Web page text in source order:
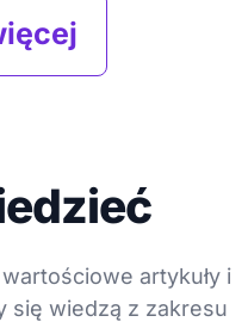
artykuły i
się wiedzą z zakresu